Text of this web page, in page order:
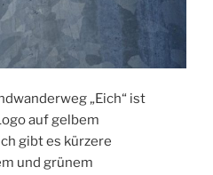
„Eich“ ist
auf gelbem
gibt es kürzere
und grünem